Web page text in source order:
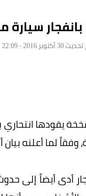
لما أعلنه
أدى أيضاً إلى